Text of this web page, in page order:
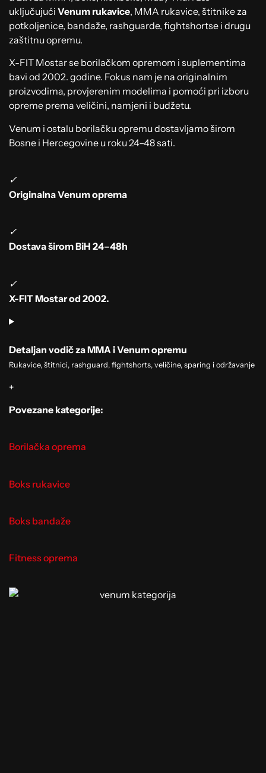
uključujući Venum rukavice, MMA rukavice, štitnike za
potkoljenice, bandaže, rashguarde, fightshortse i drugu
zaštitnu opremu.
X-FIT Mostar se borilačkom opremom i suplementima
bavi od 2002. godine. Fokus nam je na originalnim
proizvodima, provjerenim modelima i pomoći pri izboru
opreme prema veličini, namjeni i budžetu.
Venum i ostalu borilačku opremu dostavljamo širom
Bosne i Hercegovine u roku 24–48 sati.
✓
Originalna Venum oprema
✓
Dostava širom BiH 24–48h
✓
X-FIT Mostar od 2002.
Detaljan vodič za MMA i Venum opremu
Rukavice, štitnici, rashguard, fightshorts, veličine, sparing i održavanje
+
Povezane kategorije:
Borilačka oprema
Boks rukavice
Boks bandaže
Fitness oprema